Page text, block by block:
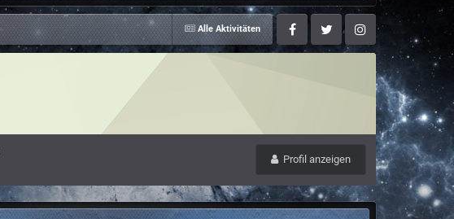
Alle Aktivitäten
FacebookTwitter Instagram
Profil anzeigen